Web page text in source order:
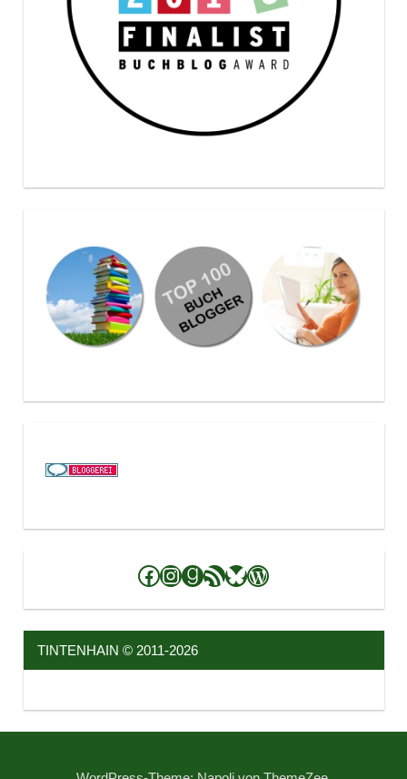
Facebook
Instagram
Goodreads
RSS-Feed
Bluesky
WordPress
TINTENHAIN © 2011-2026